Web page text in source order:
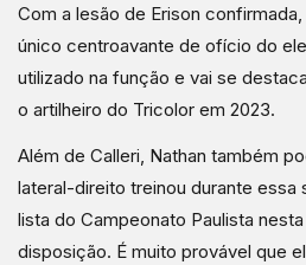
Com a lesão de Erison
único centroavante de ofício do
utilizado na função e vai se
o artilheiro do Tricolor em 2023.
Além de Calleri, Nathan também
lateral-direito treinou durante essa
lista do Campeonato Paulista
disposição. É muito provável que